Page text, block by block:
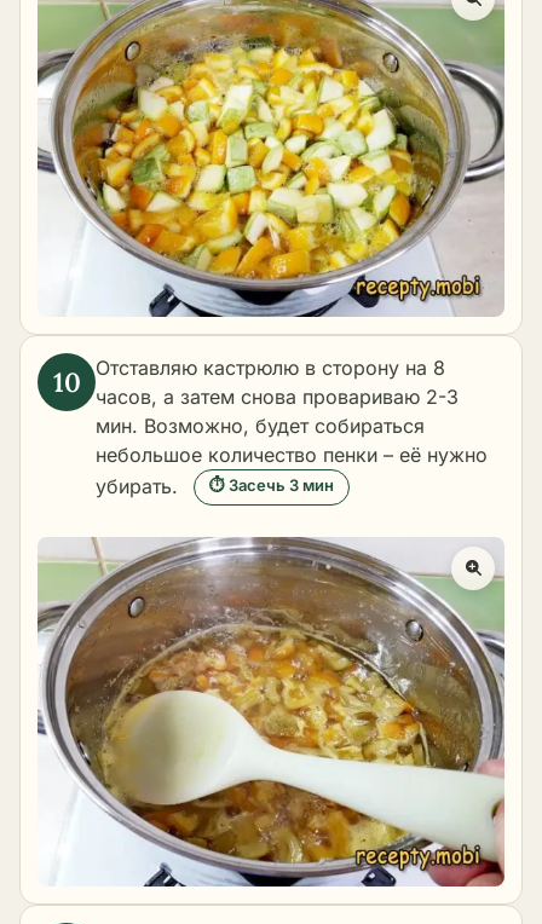
Отставляю кастрюлю в сторону на 8
часов, а затем снова провариваю 2-3
мин. Возможно, будет собираться
небольшое количество пенки – её нужно
убирать.
⏱ Засечь 3 мин